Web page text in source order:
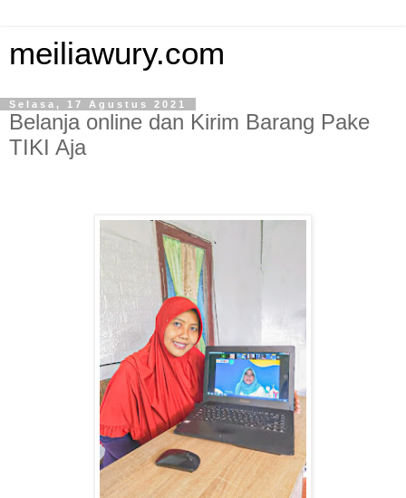
meiliawury.com
Selasa, 17 Agustus 2021
Belanja online dan Kirim Barang Pake
TIKI Aja